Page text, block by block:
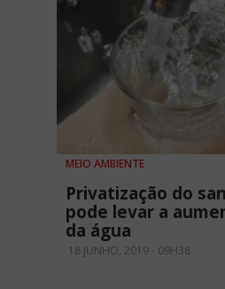
MEIO AMBIENTE
Privatização do
pode levar a
da água
18 JUNHO, 2019 - 09H38